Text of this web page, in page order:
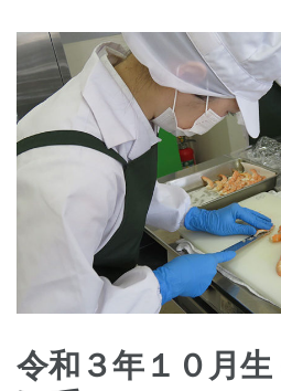
令和３年１０月